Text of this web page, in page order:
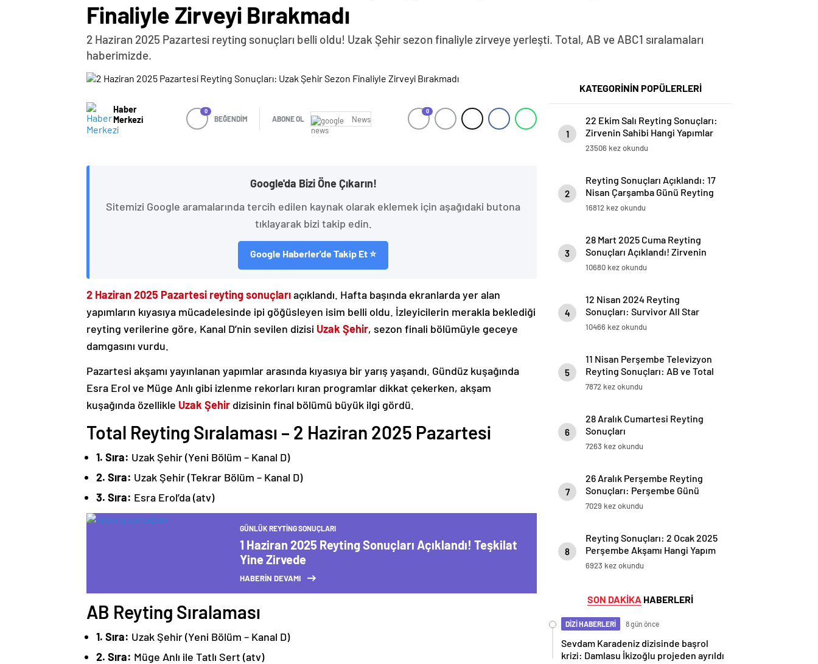
Finaliyle Zirveyi Bırakmadı
2 Haziran 2025 Pazartesi reyting sonuçları belli oldu! Uzak Şehir sezon finaliyle zirveye yerleşti. Total, AB ve ABC1 sıralamaları
haberimizde.
Haber
Merkezi
0
BEĞENDİM ABONE OL News
0
Google'da Bizi Öne Çıkarın!
Sitemizi Google aramalarında tercih edilen kaynak olarak eklemek için aşağıdaki butona
tıklayarak bizi takip edin.
Google Haberler'de Takip Et ⭐
2 Haziran 2025 Pazartesi reyting sonuçlarıaçıklandı. Hafta başında ekranlarda yer alan
yapımların kıyasıya mücadelesinde ipi göğüsleyen isim belli oldu. İzleyicilerin merakla beklediği
reyting verilerine göre, Kanal D’nin sevilen dizisi Uzak Şehir, sezon finali bölümüyle geceye
damgasını vurdu.
Pazartesi akşamı yayınlanan yapımlar arasında kıyasıya bir yarış yaşandı. Gündüz kuşağında
Esra Erol ve Müge Anlı gibi izlenme rekorları kıran programlar dikkat çekerken, akşam
kuşağında özellikle Uzak Şehir dizisinin final bölümü büyük ilgi gördü.
Total Reyting Sıralaması – 2 Haziran 2025 Pazartesi
1. Sıra: Uzak Şehir (Yeni Bölüm – Kanal D)
2. Sıra: Uzak Şehir (Tekrar Bölüm – Kanal D)
3. Sıra: Esra Erol’da (atv)
GÜNLÜK REYTING SONUÇLARI
1 Haziran 2025 Reyting Sonuçları Açıklandı! Teşkilat
Yine Zirvede
HABERİN DEVAMI
AB Reyting Sıralaması
1. Sıra: Uzak Şehir (Yeni Bölüm – Kanal D)
2. Sıra: Müge Anlı ile Tatlı Sert (atv)
KATEGORİNİN POPÜLERLERİ
1
22 Ekim Salı Reyting Sonuçları:
Zirvenin Sahibi Hangi Yapımlar
Oldu?
23506 kez okundu
2
Reyting Sonuçları Açıklandı: 17
Nisan Çarşamba Günü Reyting
Listesi
16812 kez okundu
3
28 Mart 2025 Cuma Reyting
Sonuçları Açıklandı! Zirvenin
Sahibi Kim Oldu?
10680 kez okundu
4
12 Nisan 2024 Reyting
Sonuçları: Survivor All Star
Zirvede!
10466 kez okundu
5
11 Nisan Perşembe Televizyon
Reyting Sonuçları: AB ve Total
Sıralamalar!
7872 kez okundu
6
28 Aralık Cumartesi Reyting
Sonuçları
7263 kez okundu
7
26 Aralık Perşembe Reyting
Sonuçları: Perşembe Günü
Zirve Kimin Oldu?
7029 kez okundu
8
Reyting Sonuçları: 2 Ocak 2025
Perşembe Akşamı Hangi Yapım
Zirvede?
6923 kez okundu
SON DAKİKA HABERLERİ
DİZİ HABERLERİ 8 gün önce
Sevdam Karadeniz dizisinde başrol
krizi: Damlasu İkizoğlu projeden ayrıldı